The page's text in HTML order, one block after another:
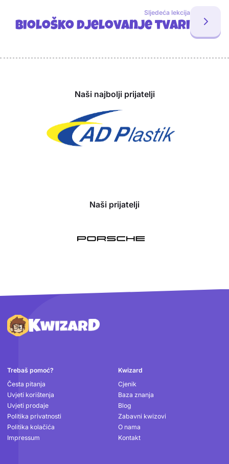
Sljedeća lekcija
Biološko djelovanje tvari
Naši najbolji prijatelji
Naši prijatelji
Podnožje
Trebaš pomoć?
Česta pitanja
Uvjeti korištenja
Uvjeti prodaje
Politika privatnosti
Politika kolačića
Impressum
Kwizard
Cjenik
Baza znanja
Blog
Zabavni kwizovi
O nama
Kontakt